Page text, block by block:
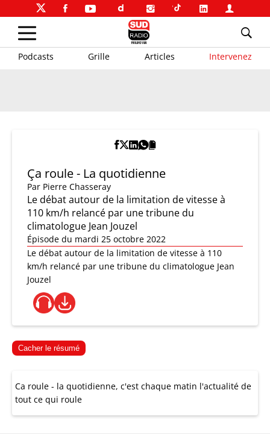
Podcasts Grille Articles Intervenez
Ça roule - La quotidienne
Par Pierre Chasseray
Le débat autour de la limitation de vitesse à
110 km/h relancé par une tribune du
climatologue Jean Jouzel
Épisode du mardi 25 octobre 2022
Le débat autour de la limitation de vitesse à 110
km/h relancé par une tribune du climatologue Jean
Jouzel
Cacher le résumé
Ca roule - la quotidienne, c'est chaque matin l'actualité de
tout ce qui roule